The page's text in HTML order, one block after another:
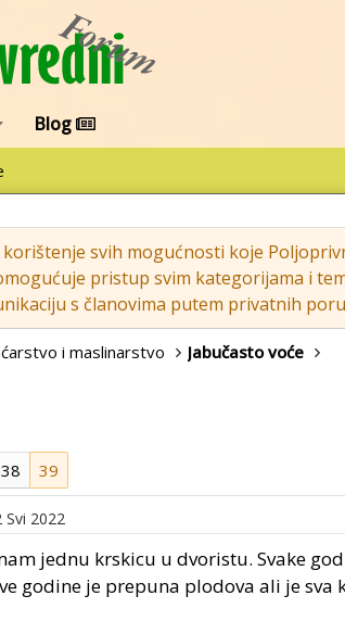
Blog
svih mogućnosti koje
pristup svim kategorijama i
s članovima putem privatnih
i maslinarstvo Jabučasto voće
38 39
Svi 2022
jednu krskicu u dvoristu. Svake
godine je prepuna plodova ali je sva